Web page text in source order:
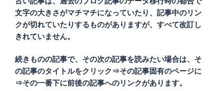
文字の大きさがマチマチになっていたり、記事中のリン
クが切れていたりするものがありますが、すべて改訂し
きれていません。
続きものの記事で、その次の記事を読みたい場合は、そ
の記事のタイトルをクリック⇒その記事固有のページに
⇒その一番下に前後の記事へのリンクがあります。